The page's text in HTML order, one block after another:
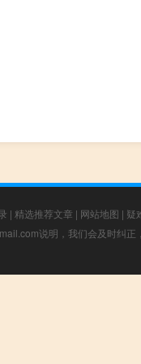
| 精选推荐文章 | 网站地图 | 疑
说明，我们会及时纠正